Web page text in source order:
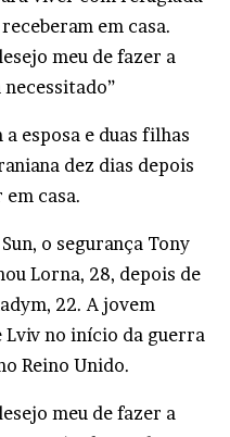
em casa.
meu de fazer a
esposa e duas filhas
dez dias depois
em casa.
o segurança Tony
Lorna, 28, depois de
22. A jovem
Lviv no início da guerra
Reino Unido.
meu de fazer a